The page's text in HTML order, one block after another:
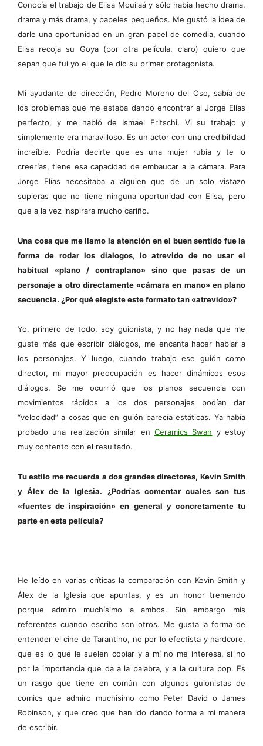
Conocía el trabajo de Elisa Mouilaá y sólo había hecho drama,
drama y más drama, y papeles pequeños. Me gustó la idea de
darle una oportunidad en un gran papel de comedia, cuando
Elisa recoja su Goya (por otra película, claro) quiero que
sepan que fui yo el que le dio su primer protagonista.
Mi ayudante de dirección, Pedro Moreno del Oso, sabía de
los problemas que me estaba dando encontrar al Jorge Elías
perfecto, y me habló de Ismael Fritschi. Vi su trabajo y
simplemente era maravilloso. Es un actor con una credibilidad
increíble. Podría decirte que es una mujer rubia y te lo
creerías, tiene esa capacidad de embaucar a la cámara. Para
Jorge Elías necesitaba a alguien que de un solo vistazo
supieras que no tiene ninguna oportunidad con Elisa, pero
que a la vez inspirara mucho cariño.
Una cosa que me llamo la atención en el buen sentido fue la
forma de rodar los dialogos, lo atrevido de no usar el
habitual «plano / contraplano» sino que pasas de un
personaje a otro directamente «cámara en mano» en plano
secuencia. ¿Por qué elegiste este formato tan «atrevido»?
Yo, primero de todo, soy guionista, y no hay nada que me
guste más que escribir diálogos, me encanta hacer hablar a
los personajes. Y luego, cuando trabajo ese guión como
director, mi mayor preocupación es hacer dinámicos esos
diálogos. Se me ocurrió que los planos secuencia con
movimientos rápidos a los dos personajes podían dar
“velocidad” a cosas que en guión parecía estáticas. Ya había
probado una realización similar en Ceramics Swan y estoy
muy contento con el resultado.
Tu estilo me recuerda a dos grandes directores, Kevin Smith
y Álex de la Iglesia. ¿Podrías comentar cuales son tus
«fuentes de inspiración» en general y concretamente tu
parte en esta película?
He leído en varias críticas la comparación con Kevin Smith y
Álex de la Iglesia que apuntas, y es un honor tremendo
porque admiro muchísimo a ambos. Sin embargo mis
referentes cuando escribo son otros. Me gusta la forma de
entender el cine de Tarantino, no por lo efectista y hardcore,
que es lo que le suelen copiar y a mí no me interesa, si no
por la importancia que da a la palabra, y a la cultura pop. Es
un rasgo que tiene en común con algunos guionistas de
comics que admiro muchísimo como Peter David o James
Robinson, y que creo que han ido dando forma a mi manera
de escribir.